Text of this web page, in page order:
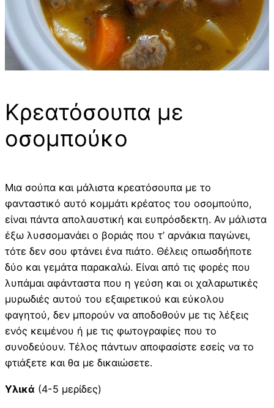
Κρεατόσουπα με
οσομπούκο
Μια σούπα και μάλιστα κρεατόσουπα με το
φανταστικό αυτό κομμάτι κρέατος του οσομπούπο,
είναι πάντα απολαυστική και ευπρόσδεκτη. Αν μάλιστα
έξω λυσσομανάει ο βοριάς που τ’ αρνάκια παγώνει,
τότε δεν σου φτάνει ένα πιάτο. Θέλεις οπωσδήποτε
δύο και γεμάτα παρακαλώ. Είναι από τις φορές που
λυπάμαι αφάνταστα που η γεύση και οι χαλαρωτικές
μυρωδιές αυτού του εξαιρετικού και εύκολου
φαγητού, δεν μπορούν να αποδοθούν με τις λέξεις
ενός κειμένου ή με τις φωτογραφίες που το
συνοδεύουν. Τέλος πάντων αποφασίστε εσείς να το
φτιάξετε και θα με δικαιώσετε.
Υλικά (4-5 μερίδες)